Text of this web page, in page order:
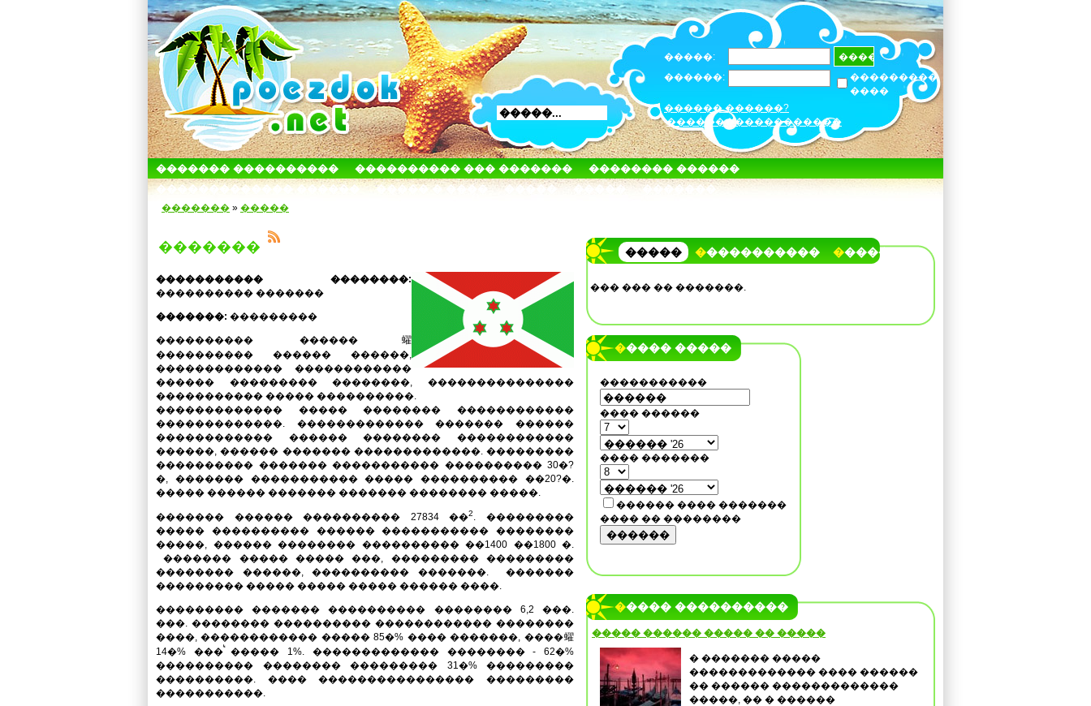
�����:
������:
���������
����
������ ������?
������������������
������� ���������� ���������� ��� �������
�������� ������
������������� ������
����� � ���� ����� ����� �������
������� » �����
�������
����������� ��������:
���������� �������
�������: ���������
���������� ������蠗
���������� ������ ������,
������������� ������������
������ ��������� ��������, ���������������
����������� ����� ����������.
������������� ����� �������� ������������
�������������. ������������� ������� ������
������������ ������ �������� ������������
������, ������ ������� �������������. ���������
���������� ������� ����������� ���������� 30�?
�, ������� ����������� ����� ���������� ��20?�.
����� ������ ������� ������� �������� �����.
������� ������ ���������� 27834 ��2. ���������
����� ���������� ������ ����������� ��������
�����, ������ �������� ���������� ��1400 ��1800 �.
������� ����� ����� ���, ��������� ���������
�������� ������, ���������� �������. �������
��������� ����� ����� ����� ������ ����.
��������� ������� ���������� �������� 6,2 ���.
���. �������� ���������� ������������ ��������
����, ������������ ����� 85�% ���� �������, ����蠗
14�% ���ࠗ ����� 1%. ������������� �������� - 62�%
���������� �������� ��������� 31�% ���������
����������. ���� ���������������� ���������
�����������.
����� ����������� �����
��� ��� �� �������.
����� �����
�����������
���� ������
���� �������
������ ���� �������
���� �� ��������
������
����� ����������
����� ������ ����� �� �����
� ������� �����
������������� ���� ������
�� ������ �������������
�����, �� � ������